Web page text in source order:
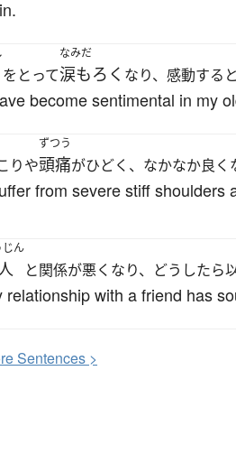
をとって
なみだ
涙もろく なり、感動する
become sentimental in my
りや
ずつう
頭痛がひどく、なかなか良く
from severe stiff shoulders
じん
と関係が悪くなり、どうしたら
relationship with a friend has
Sentences >